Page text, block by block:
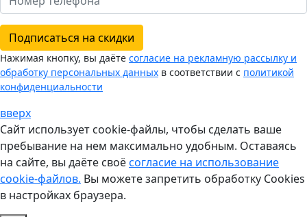
Подписаться на скидки
Нажимая кнопку, вы даёте согласие на рекламную рассылку и
обработку персональных данных в соответствии с политикой
конфиденциальности
вверх
Сайт использует cookie-файлы, чтобы сделать ваше
пребывание на нем максимально удобным. Оставаясь
на сайте, вы даёте своёсогласие на использование
cookie-файлов. Вы можете запретить обработку Cookies
в настройках браузера.